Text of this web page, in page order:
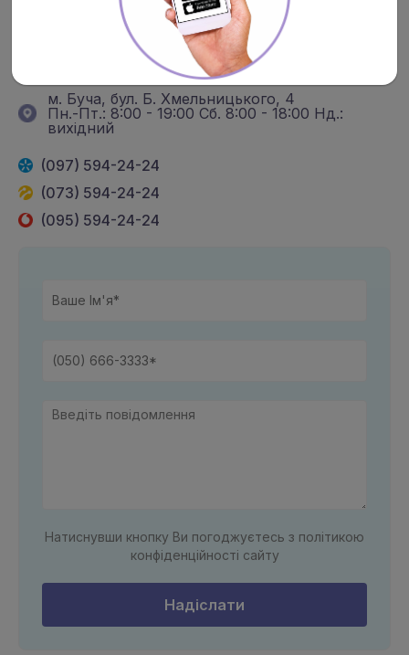
вимкнено світло -
+38(097) 239-98-22
м. Буча, вул. Нове шосе, 4
Пн.-Пт.: 8.00 - 20.00 Сб.: 8:00 - 19:00 Нд.: 9:00
м. Буча, бул. Б. Хмельницького, 4
Пн.-Пт.: 8:00 - 19:00 Сб. 8:00 - 18:00 Нд.:
вихідний
(097) 594-24-24
(073) 594-24-24
(095) 594-24-24
Натиснувши кнопку Ви погоджуєтесь з політикою
конфіденційності сайту
Надіслати